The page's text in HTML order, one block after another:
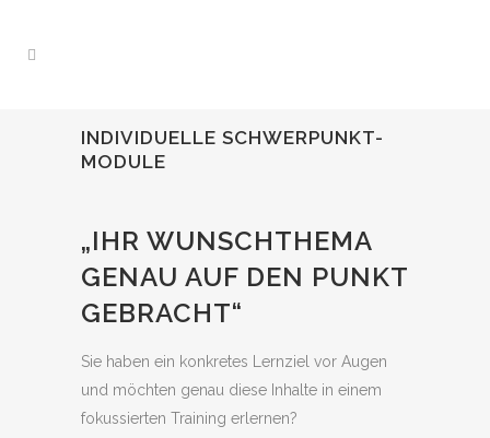
INDIVIDUELLE SCHWERPUNKT-
MODULE
„IHR WUNSCHTHEMA
GENAU AUF DEN PUNKT
GEBRACHT“
Sie haben ein konkretes Lernziel vor Augen
und möchten genau diese Inhalte in einem
fokussierten Training erlernen?